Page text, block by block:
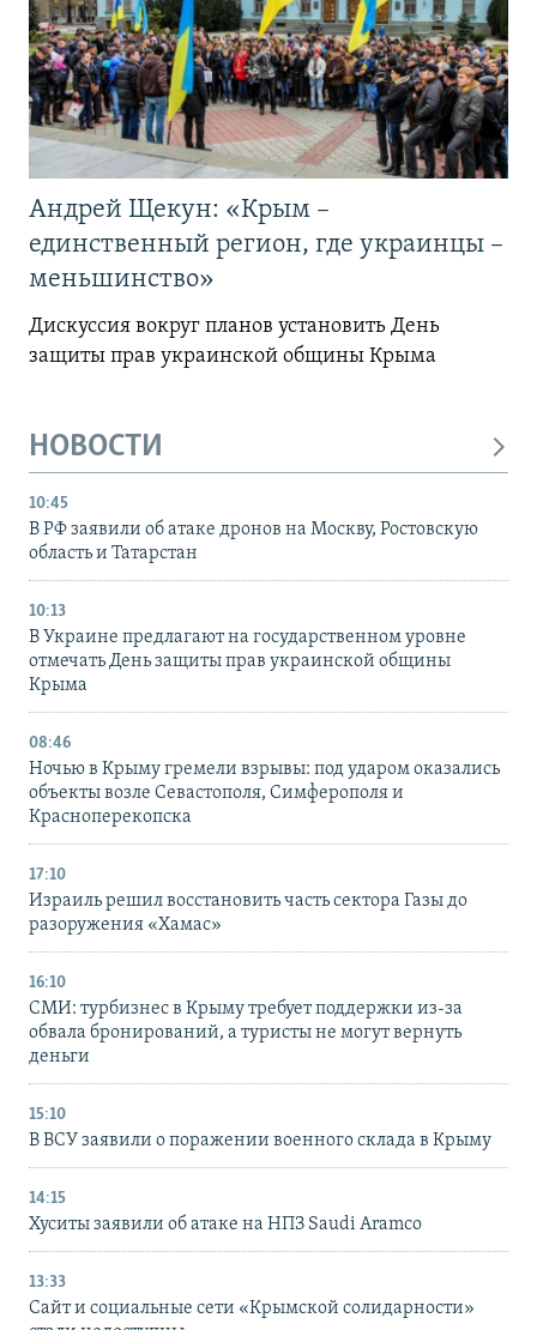
Андрей Щекун: «Крым –
единственный регион, где украинцы –
меньшинство»
Дискуссия вокруг планов установить День
защиты прав украинской общины Крыма
НОВОСТИ
10:45
В РФ заявили об атаке дронов на Москву, Ростовскую
область и Татарстан
10:13
В Украине предлагают на государственном уровне
отмечать День защиты прав украинской общины
Крыма
08:46
Ночью в Крыму гремели взрывы: под ударом оказались
объекты возле Севастополя, Симферополя и
Красноперекопска
17:10
Израиль решил восстановить часть сектора Газы до
разоружения «Хамас»
16:10
СМИ: турбизнес в Крыму требует поддержки из-за
обвала бронирований, а туристы не могут вернуть
деньги
15:10
В ВСУ заявили о поражении военного склада в Крыму
14:15
Хуситы заявили об атаке на НПЗ Saudi Aramco
13:33
Сайт и социальные сети «Крымской солидарности»